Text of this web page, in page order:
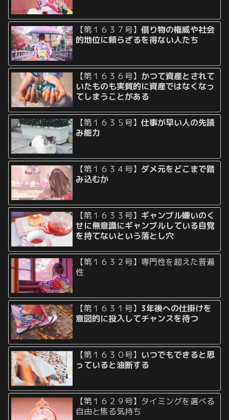
【第１６３７号】借り物の権威や社会
的地位に頼らざるを得ない人たち
【第１６３６号】 かつて資産とされて
いたものも実質的に資産ではなくなっ
てしまうことがある
【第１６３５号】仕事が早い人の先読
み能力
【第１６３４号】 ダメ元をどこまで踏
み込むか
【第１６３３号】 ギャンブル嫌いのく
せに無意識にギャンブルしている自覚
を持てないという落とし穴
【第１６３２号】専門性を超えた普遍
性
【第１６３１号】 3年後への仕掛けを
意図的に投入してチャンスを待つ
【第１６３０号】 いつでもできると思
っていると油断する
【第１６２９号】タイミングを選べる
自由と焦る気持ち